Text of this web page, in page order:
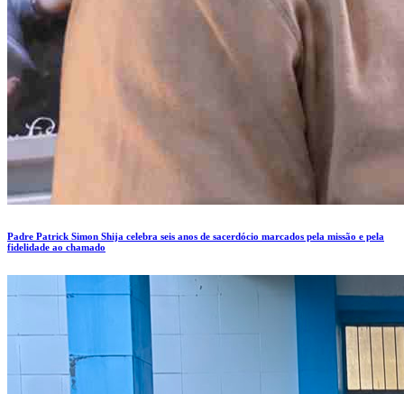
Padre Patrick Simon Shija celebra seis anos de sacerdócio marcados pela missão e pela
fidelidade ao chamado